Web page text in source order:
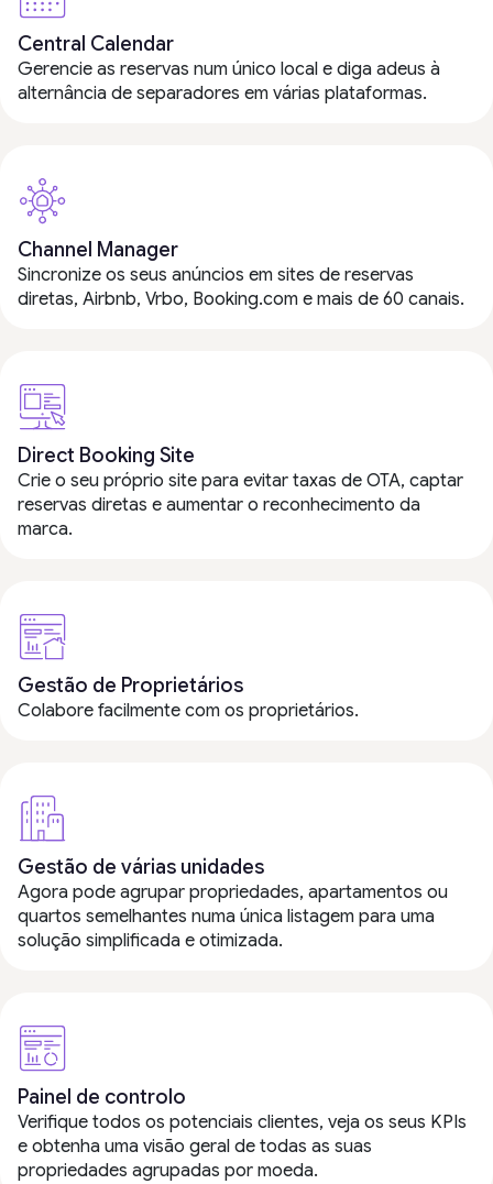
Central Calendar
Gerencie as reservas num único local e diga adeus à
alternância de separadores em várias plataformas.
Channel Manager
Sincronize os seus anúncios em sites de reservas
diretas, Airbnb, Vrbo, Booking.com e mais de 60 canais.
Direct Booking Site
Crie o seu próprio site para evitar taxas de OTA, captar
reservas diretas e aumentar o reconhecimento da
marca.
Gestão de Proprietários
Colabore facilmente com os proprietários.
Gestão de várias unidades
Agora pode agrupar propriedades, apartamentos ou
quartos semelhantes numa única listagem para uma
solução simplificada e otimizada.
Painel de controlo
Verifique todos os potenciais clientes, veja os seus KPIs
e obtenha uma visão geral de todas as suas
propriedades agrupadas por moeda.